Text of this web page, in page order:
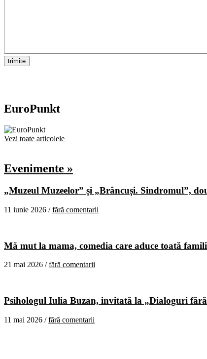
EuroPunkt
Vezi toate articolele
Evenimente »
„Muzeul Muzeelor” și „Brâncuși. Sindromul”,
11 iunie 2026 /fără comentarii
Mă mut la mama, comedia care aduce toată
21 mai 2026 /fără comentarii
Psihologul Iulia Buzan, invitată la „Dialoguri
11 mai 2026 /fără comentarii